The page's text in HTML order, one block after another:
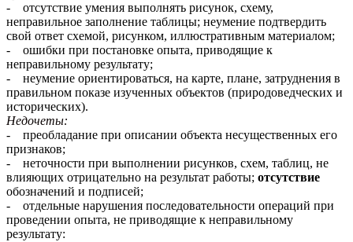
- отсутствие умения выполнять рисунок, схему,
неправильное заполнение таблицы; неумение подтвердить
свой ответ схемой, рисунком, иллюстративным материалом;
- ошибки при постановке опыта, приводящие к
неправильному результату;
- неумение ориентироваться, на карте, плане, затруднения в
правильном показе изученных объектов (природоведческих и
исторических).
Недочеты:
- преобладание при описании объекта несущественных его
признаков;
- неточности при выполнении рисунков, схем, таблиц, не
влияющих отрицательно на результат работы; отсутствие
обозначений и подписей;
- отдельные нарушения последовательности операций при
проведении опыта, не приводящие к неправильному
результату: